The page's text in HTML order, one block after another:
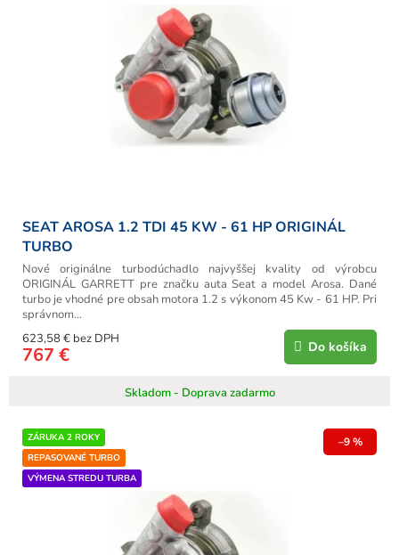
SEAT AROSA 1.2 TDI 45 KW - 61 HP ORIGINÁL
TURBO
Skladom - Doprava zadarmo
623,58 € bez DPH
767 € Do košíka
Nové originálne turbodúchadlo najvyššej kvality od výrobcu
ORIGINÁL GARRETT pre značku auta Seat a model Arosa. Dané
turbo je vhodné pre obsah motora 1.2 s výkonom 45 Kw - 61 HP. Pri
správnom...
ZÁRUKA 2 ROKY
REPASOVANÉ TURBO
VÝMENA STREDU TURBA
–9 %